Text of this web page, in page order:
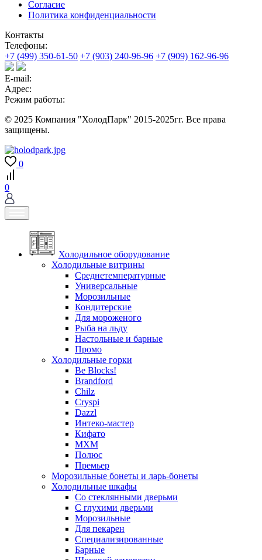
Согласие
Политика конфиденциальности
Контакты
Телефоны:
+7 (499) 350-61-50 +7 (903) 240-96-96 +7 (909) 162-96-96
E-mail:
Адрес:
Режим работы:
© 2025 Компания "ХолодПарк" 2015-2025гг. Все права
защищены.
0
0
Холодильное оборудование
Холодильные витрины
Среднетемпературные
Универсальные
Морозильные
Кондитерские
Для мороженого
Рыба на льду
Настольные и барные
Промо
Холодильные горки
Be Blocks!
Brandford
Chilz
Cryspi
Dazzl
Интеко-мастер
Кифато
МХМ
Полюс
Премьер
Морозильные бонеты и ларь-бонеты
Холодильные шкафы
Со стеклянными дверьми
С глухими дверьми
Морозильные
Для пекарен
Специализированные
Барные